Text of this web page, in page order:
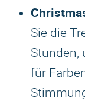
Sie die
Stunden,
für